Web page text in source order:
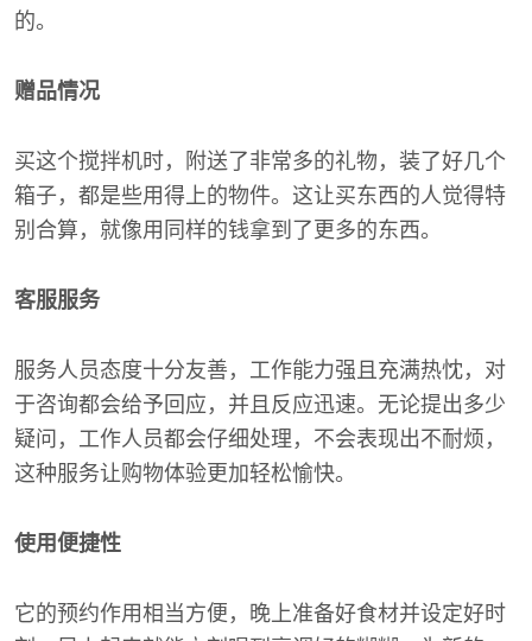
的。
赠品情况
买这个搅拌机时，附送了非常多的礼物，装了好几个
箱子，都是些用得上的物件。这让买东西的人觉得特
别合算，就像用同样的钱拿到了更多的东西。
客服服务
服务人员态度十分友善，工作能力强且充满热忱，对
于咨询都会给予回应，并且反应迅速。无论提出多少
疑问，工作人员都会仔细处理，不会表现出不耐烦，
这种服务让购物体验更加轻松愉快。
使用便捷性
它的预约作用相当方便，晚上准备好食材并设定好时